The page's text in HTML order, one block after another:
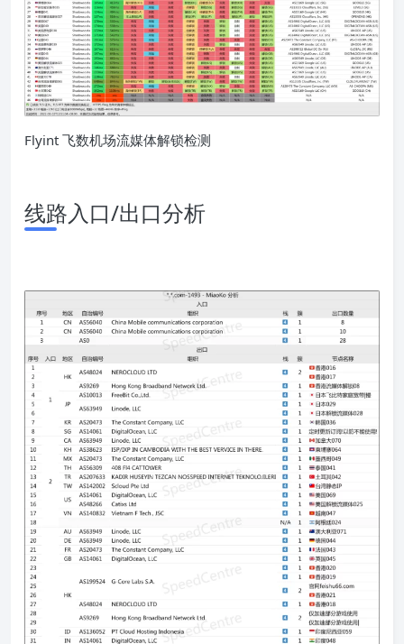
Flyint 飞数机场流媒体解锁检测
线路入口/出口分析